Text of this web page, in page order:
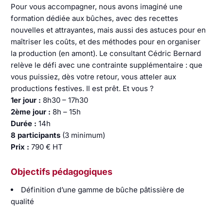
Pour vous accompagner, nous avons imaginé une
formation dédiée aux bûches, avec des recettes
nouvelles et attrayantes, mais aussi des astuces pour en
maîtriser les coûts, et des méthodes pour en organiser
la production (en amont). Le consultant Cédric Bernard
relève le défi avec une contrainte supplémentaire : que
vous puissiez, dès votre retour, vous atteler aux
productions festives. Il est prêt. Et vous ?
1er jour : 8h30 – 17h30
2ème jour : 8h – 15h
Durée :14h
8 participants (3 minimum)
Prix : 790 € HT
Objectifs pédagogiques
Définition d’une gamme de bûche pâtissière de
qualité